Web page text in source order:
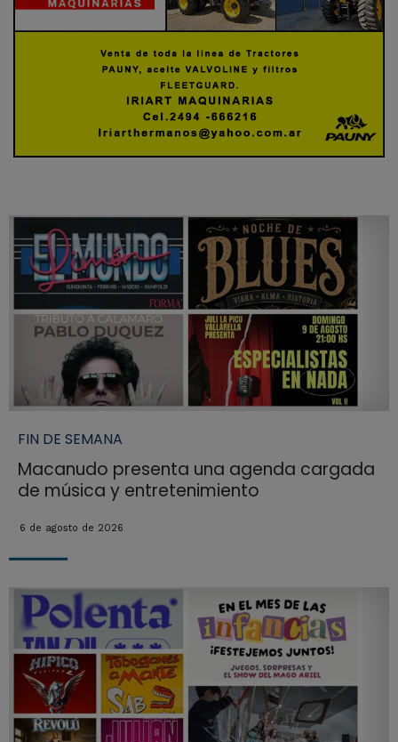
FIN DE SEMANA
Macanudo presenta una agenda cargada
de música y entretenimiento
6 de agosto de 2026